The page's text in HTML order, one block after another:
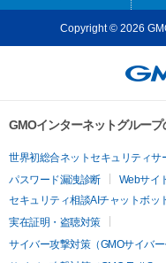
Copyright © 2026
GMOインターネットグルー
世界初総合ネットセキュリティサ
パスワード漏洩診断
Webサイ
セキュリティ相談AIチャットボッ
実在証明・盗聴対策
サイバー攻撃対策（GMOサイバー